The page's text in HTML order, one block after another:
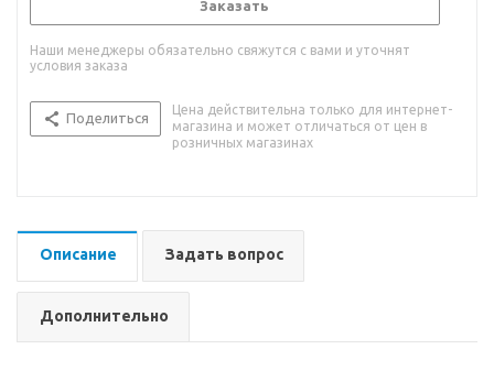
Заказать
Наши менеджеры обязательно свяжутся с вами и уточнят
условия заказа
Поделиться
Цена действительна только для интернет-
магазина и может отличаться от цен в
розничных магазинах
Описание Задать вопрос
Дополнительно